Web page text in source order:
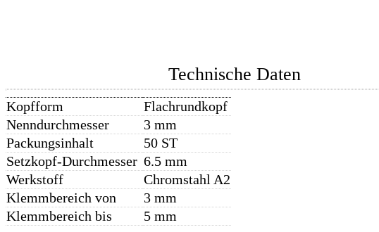
Technische Daten
Kopfform
Flachrundkopf
Nenndurchmesser
3 mm
Packungsinhalt
50 ST
Setzkopf-Durchmesser 6.5 mm
Werkstoff
Chromstahl A2
Klemmbereich von
3 mm
Klemmbereich bis
5 mm